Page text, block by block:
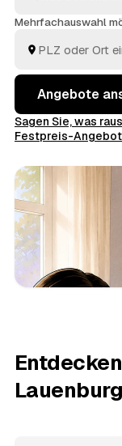
Lauenburg/ Elbe
und müssen
Mehrfachauswahl
Angebote
Sagen Sie, was
Festpreis-